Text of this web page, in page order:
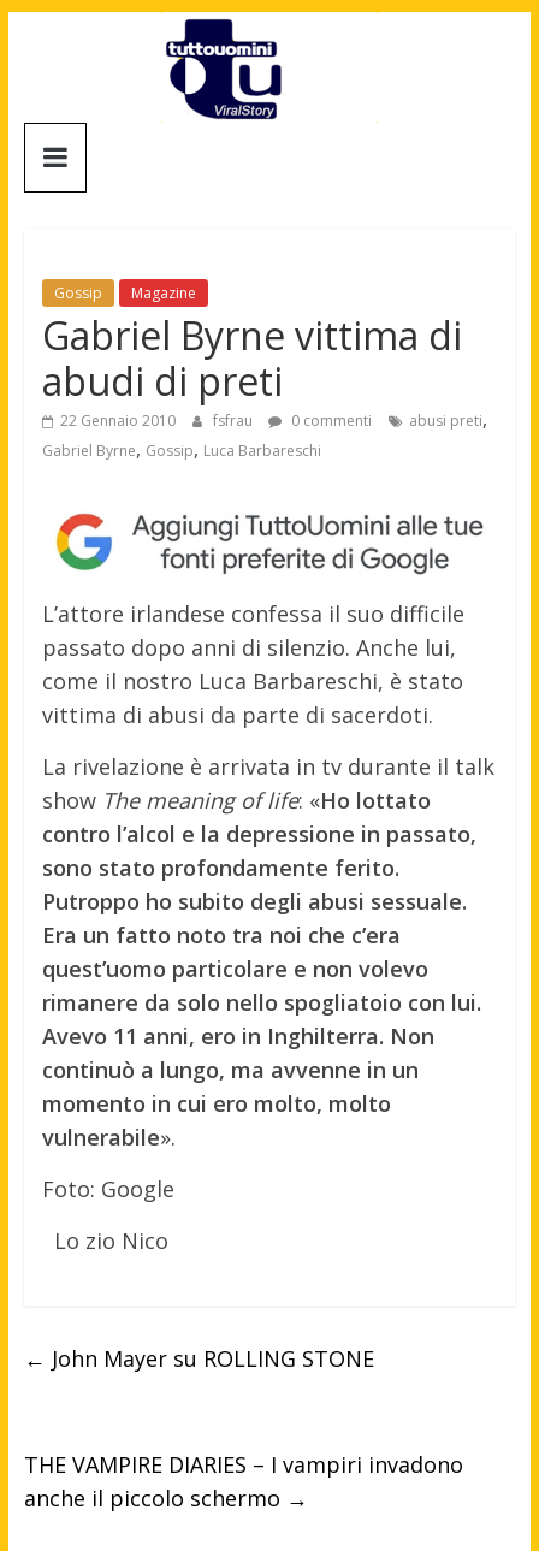
Tuttouomini
Motori,
gay
news
moda
maschile
Gossip Magazine
Gabriel Byrne vittima di
abudi di preti
22 Gennaio 2010 fsfrau 0 commenti abusi preti,
Gabriel Byrne, Gossip, Luca Barbareschi
L’attore irlandese confessa il suo difficile
passato dopo anni di silenzio. Anche lui,
come il nostro Luca Barbareschi, è stato
vittima di abusi da parte di sacerdoti.
La rivelazione è arrivata in tv durante il talk
show The meaning of life: «Ho lottato
contro l’alcol e la depressione in passato,
sono stato profondamente ferito.
Putroppo ho subito degli abusi sessuale.
Era un fatto noto tra noi che c’era
quest’uomo particolare e non volevo
rimanere da solo nello spogliatoio con lui.
Avevo 11 anni, ero in Inghilterra. Non
continuò a lungo, ma avvenne in un
momento in cui ero molto, molto
vulnerabile».
Foto: Google
Lo zio Nico
← John Mayer su ROLLING STONE
THE VAMPIRE DIARIES – I vampiri invadono
anche il piccolo schermo →